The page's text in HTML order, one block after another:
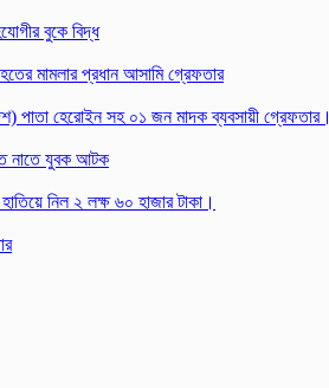
বুকে বিদ্ধ
মামলার প্রধান আসামি গ্রেফতার
পাতা হেরোইন সহ ০১ জন মাদক ব্যবসায়ী গ্রেফতার।
নাতে যুবক আটক
নিল ২ লক্ষ ৬০ হাজার টাকা।